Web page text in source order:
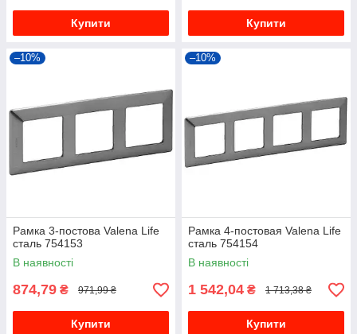
Купити Купити
–10%
Рамка 3-постова Valena Life
сталь 754153
В наявності
874,79 ₴ 971,99 ₴
Купити
–10%
Рамка 4-постовая Valena Life
сталь 754154
В наявності
1 542,04 ₴ 1 713,38 ₴
Купити